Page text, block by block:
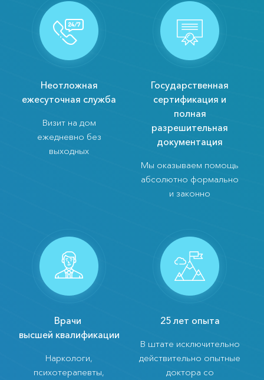
Неотложная
ежесуточная служба
Визит на дом
ежедневно без
выходных
Государственная
сертификация и
полная
разрешительная
документация
Мы оказываем помощь
абсолютно формально
и законно
Врачи
высшей квалификации
Наркологи,
психотерапевты,
25 лет опыта
В штате исключительно
действительно опытные
доктора со